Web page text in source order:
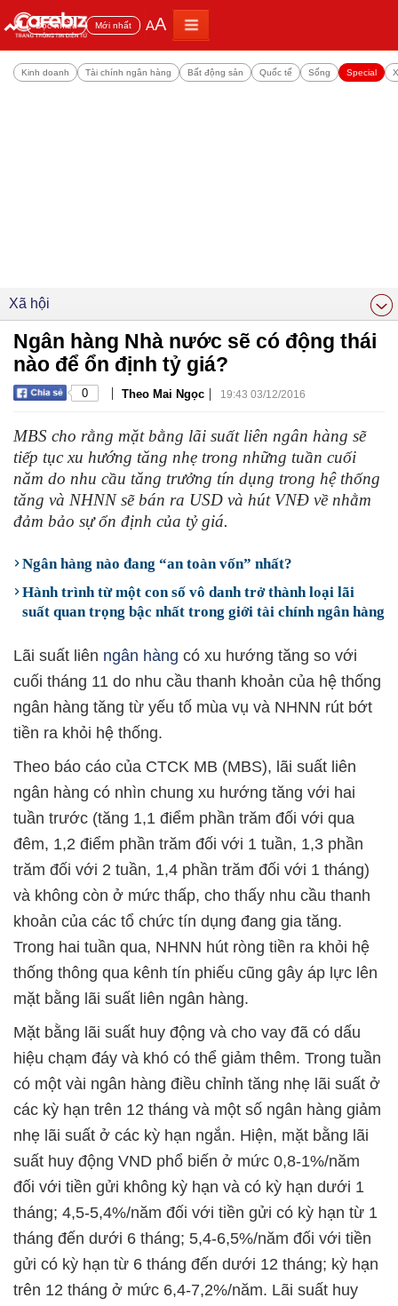
Đọc nhiều Mới nhất AA
Kinh doanh Tài chính ngân hàng Bất động sản Quốc tế Sống Special
Xã hội
Ngân hàng Nhà nước sẽ có động thái
nào để ổn định tỷ giá?
0 | Theo Mai Ngọc | 19:43 03/12/2016
MBS cho rằng mặt bằng lãi suất liên ngân hàng sẽ
tiếp tục xu hướng tăng nhẹ trong những tuần cuối
năm do nhu cầu tăng trưởng tín dụng trong hệ thống
tăng và NHNN sẽ bán ra USD và hút VNĐ về nhằm
đảm bảo sự ổn định của tỷ giá.
Ngân hàng nào đang “an toàn vốn” nhất?
Hành trình từ một con số vô danh trở thành loại lãi
suất quan trọng bậc nhất trong giới tài chính ngân hàng
Lãi suất liên ngân hàng có xu hướng tăng so với
cuối tháng 11 do nhu cầu thanh khoản của hệ thống
ngân hàng tăng từ yếu tố mùa vụ và NHNN rút bớt
tiền ra khỏi hệ thống.
Theo báo cáo của CTCK MB (MBS), lãi suất liên
ngân hàng có nhìn chung xu hướng tăng với hai
tuần trước (tăng 1,1 điểm phần trăm đối với qua
đêm, 1,2 điểm phần trăm đối với 1 tuần, 1,3 phần
trăm đối với 2 tuần, 1,4 phần trăm đối với 1 tháng)
và không còn ở mức thấp, cho thấy nhu cầu thanh
khoản của các tổ chức tín dụng đang gia tăng.
Trong hai tuần qua, NHNN hút ròng tiền ra khỏi hệ
thống thông qua kênh tín phiếu cũng gây áp lực lên
mặt bằng lãi suất liên ngân hàng.
Mặt bằng lãi suất huy động và cho vay đã có dấu
hiệu chạm đáy và khó có thể giảm thêm. Trong tuần
có một vài ngân hàng điều chỉnh tăng nhẹ lãi suất ở
các kỳ hạn trên 12 tháng và một số ngân hàng giảm
nhẹ lãi suất ở các kỳ hạn ngắn. Hiện, mặt bằng lãi
suất huy động VND phổ biến ở mức 0,8-1%/năm
đối với tiền gửi không kỳ hạn và có kỳ hạn dưới 1
tháng; 4,5-5,4%/năm đối với tiền gửi có kỳ hạn từ 1
tháng đến dưới 6 tháng; 5,4-6,5%/năm đối với tiền
gửi có kỳ hạn từ 6 tháng đến dưới 12 tháng; kỳ hạn
trên 12 tháng ở mức 6,4-7,2%/năm. Lãi suất huy